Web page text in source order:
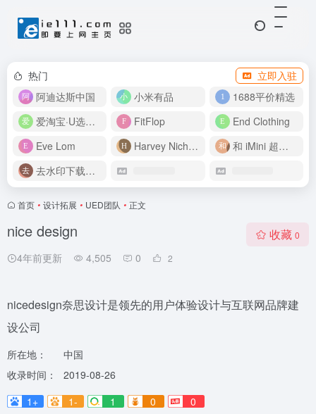
热门
立即入驻
阿迪达斯中国
小米有品
1688平价精选
爱淘宝·U选好价
FitFlop
End Clothing
Eve Lom
Harvey Nichols
和 iMini 超级智能体一起构建伟大作品
去水印下载视频
首页 • 设计拓展 • UED团队 • 正文
nice design
4年前更新 4,505 0 2
收藏 0
nicedesign奈思设计是领先的用户体验设计与互联网品牌建
设公司
所在地：
中国
收录时间：
2019-08-26
1+
1- 1 0 0